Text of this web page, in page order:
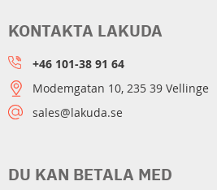
DU KAN BETALA MED
KONTAKTA LAKUDA
+46 101-38 91 64
Modemgatan 10, 235 39 Vellinge
sales@lakuda.se